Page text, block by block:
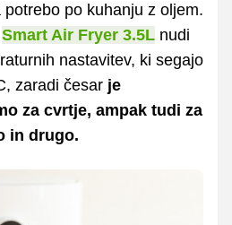
po kuhanju z oljem.
Smart Air Fryer 3.5L nudi
nastavitev, ki segajo
zaradi česar je
za cvrtje, ampak tudi za
in drugo.